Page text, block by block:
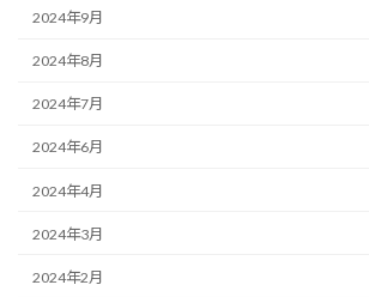
2024年9月
2024年8月
2024年7月
2024年6月
2024年4月
2024年3月
2024年2月